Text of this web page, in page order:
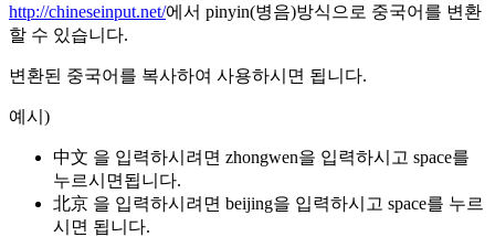
http://chineseinput.net/에서 pinyin(병음)방식으로 중국어를 변환
할 수 있습니다.
변환된 중국어를 복사하여 사용하시면 됩니다.
예시)
中文 을 입력하시려면 zhongwen을 입력하시고 space를
누르시면됩니다.
北京 을 입력하시려면 beijing을 입력하시고 space를 누르
시면 됩니다.